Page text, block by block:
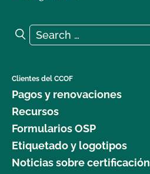
Search for:
Search
Clientes del CCOF
Pagos y renovaciones
Recursos
Formularios OSP
Etiquetado y logotipos
Noticias sobre certificación